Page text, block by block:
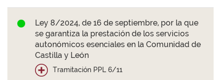
Ley 8/2024, de 16 de septiembre, por la que
se garantiza la prestación de los servicios
autonómicos esenciales en la Comunidad de
Castilla y León
Tramitación PPL 6/11